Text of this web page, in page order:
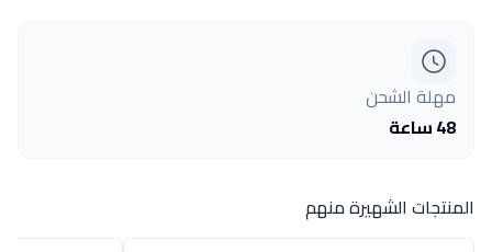
مهلة الشحن
48 ساعة
المنتجات الشهيرة منهم